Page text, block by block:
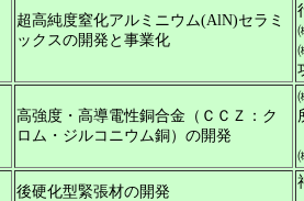
超高純度窒化アルミニウム(AlN)セラミ
ックスの開発と事業化
高強度・高導電性銅合金（ＣＣＺ：ク
ロム・ジルコニウム銅）の開発
後硬化型緊張材の開発